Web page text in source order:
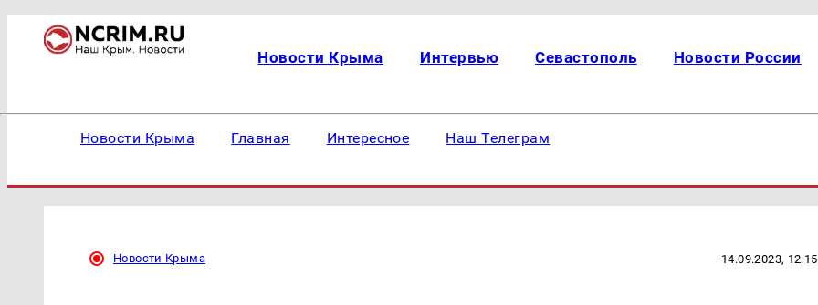
Новости Крыма Интервью Севастополь Новости России
Новости Крыма Главная Интересное Наш Телеграм
Новости Крыма 14.09.2023, 12:15